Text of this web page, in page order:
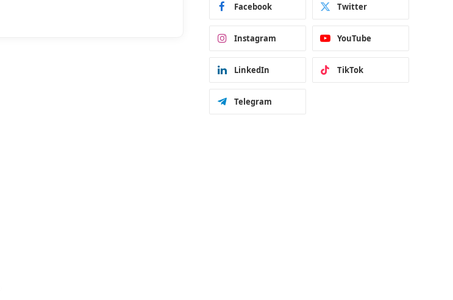
Facebook Twitter
Instagram YouTube
LinkedIn TikTok
Telegram